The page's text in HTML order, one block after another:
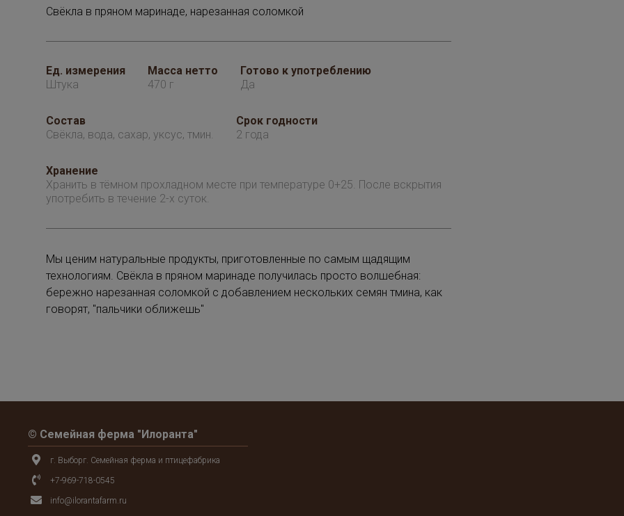
Свёкла в пряном маринаде, нарезанная соломкой
Ед. измерения
Штука
Масса нетто
470 г
Готово к употреблению
Да
Состав
Свёкла, вода, сахар, уксус, тмин.
Срок годности
2 года
Хранение
Хранить в тёмном прохладном месте при температуре 0+25. После вскрытия
употребить в течение 2-х суток.
Мы ценим натуральные продукты, приготовленные по самым щадящим
технологиям. Свёкла в пряном маринаде получилась просто волшебная:
бережно нарезанная соломкой с добавлением нескольких семян тмина, как
говорят, "пальчики оближешь"
© Семейная ферма "Илоранта"
г. Выборг. Семейная ферма и птицефабрика
+7-969-718-0545
info@ilorantafarm.ru